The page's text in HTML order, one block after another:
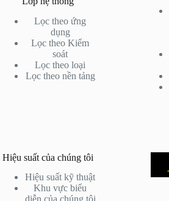
Lọc theo ứng
dụng
Lọc theo Kiểm
soát
Lọc theo loại
Lọc theo nền tảng
Hiệu suất của chúng tôi
Hiệu suất kỹ thuật
Khu vực biểu